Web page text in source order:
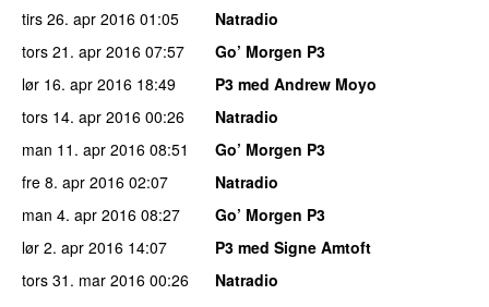
tirs 26. apr 2016 01:05
Natradio
tors 21. apr 2016 07:57
Go’ Morgen P3
lør 16. apr 2016 18:49
P3 med Andrew Moyo
tors 14. apr 2016 00:26
Natradio
man 11. apr 2016 08:51
Go’ Morgen P3
fre 8. apr 2016 02:07
Natradio
man 4. apr 2016 08:27
Go’ Morgen P3
lør 2. apr 2016 14:07
P3 med Signe Amtoft
tors 31. mar 2016 00:26
Natradio